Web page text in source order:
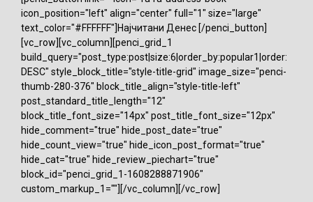
icon_position="left" align="center" full="1" size="large"
text_color="#FFFFFF"]Најчитани Денес [/penci_button]
[vc_row][vc_column][penci_grid_1
build_query="post_type:post|size:6|order_by:popular1|order:
DESC" style_block_title="style-title-grid" image_size="penci-
thumb-280-376" block_title_align="style-title-left"
post_standard_title_length="12"
block_title_font_size="14px" post_title_font_size="12px"
hide_comment="true" hide_post_date="true"
hide_count_view="true" hide_icon_post_format="true"
hide_cat="true" hide_review_piechart="true"
block_id="penci_grid_1-1608288871906"
custom_markup_1=""][/vc_column][/vc_row]